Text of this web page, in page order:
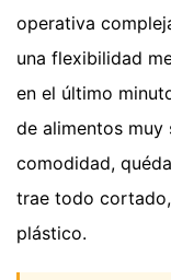
operativa
una flexibilidad
en el último
de alimentos muy
comodidad,
trae todo
plástico.